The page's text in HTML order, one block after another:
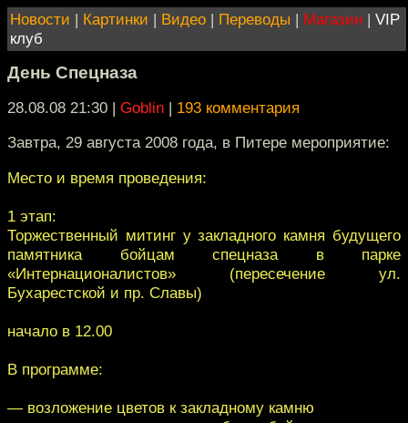
Новости | Картинки | Видео | Переводы | Магазин | VIP
клуб
День Спецназа
28.08.08 21:30 | Goblin | 193 комментария
Завтра, 29 августа 2008 года, в Питере мероприятие:
Место и время проведения:
1 этап:
Торжественный митинг у закладного камня будущего
памятника бойцам спецназа в парке
«Интернационалистов» (пересечение ул.
Бухарестской и пр. Славы)
начало в 12.00
В программе:
— возложение цветов к закладному камню